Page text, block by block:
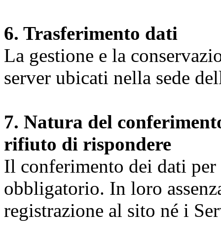
6. Trasferimento dati
La gestione e la
server ubicati nella sede
7. Natura del
rifiuto di rispondere
Il conferimento dei dati
obbligatorio. In loro
registrazione al sito né i